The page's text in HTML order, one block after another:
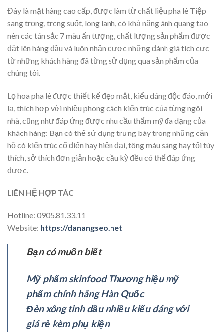
Đây là mặt hàng cao cấp, được làm từ chất liệu pha lê Tiệp
sang trọng, trong suốt, long lanh, có khả năng ánh quang tạo
nên các tán sắc 7 màu ấn tượng, chất lượng sản phẩm được
đặt lên hàng đầu và luôn nhận được những đánh giá tích cực
từ những khách hàng đã từng sử dụng qua sản phẩm của
chúng tôi.
Lọ hoa pha lê được thiết kế đẹp mắt, kiểu dáng độc đáo, mới
lạ, thích hợp với nhiều phong cách kiến trúc của từng ngôi
nhà, cũng như đáp ứng được nhu cầu thẩm mỹ đa dạng của
khách hàng: Bạn có thể sử dụng trưng bày trong những căn
hộ có kiến trúc cổ điển hay hiện đại, tông màu sáng hay tối tùy
thích, sở thích đơn giản hoặc cầu kỳ đều có thể đáp ứng
được.
LIÊN HỆ HỢP TÁC
Hotline: 0905.81.33.11
Website: https://danangseo.net
Bạn có muốn biết
Mỹ phẩm skinfood Thương hiệu mỹ
phẩm chính hãng Hàn Quốc
Đèn xông tinh dầu nhiều kiểu dáng với
giá rẻ kèm phụ kiện